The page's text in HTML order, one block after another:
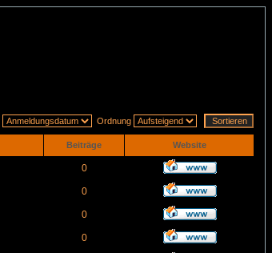
Ordnung
Beiträge Website
0
0
0
0